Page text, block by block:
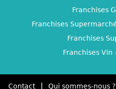
Franchises
Franchises
Franchises
Franchises Vin
Contact | Qui sommes-nous ?